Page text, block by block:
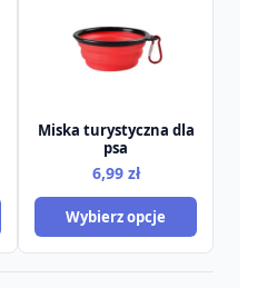
Miska turystyczna dla
psa
6,99 zł
Wybierz opcje